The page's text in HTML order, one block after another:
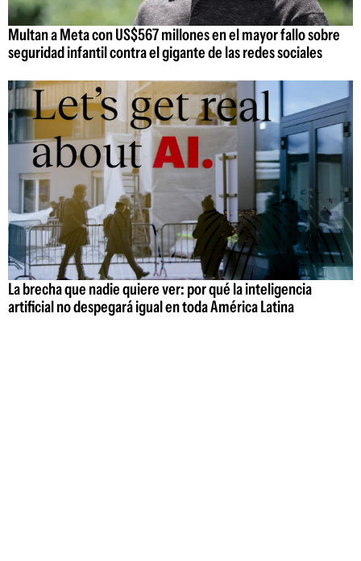
Multan a Meta con US$567 millones en el mayor fallo sobre
seguridad infantil contra el gigante de las redes sociales
La brecha que nadie quiere ver: por qué la inteligencia
artificial no despegará igual en toda América Latina